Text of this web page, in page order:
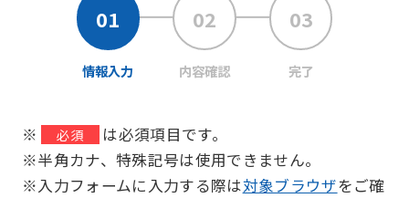
情報入力 内容確認 完了
※ 必須
は必須項目です。
※半角カナ、特殊記号は使用できません。
※入力フォームに入力する際は対象ブラウザをご確